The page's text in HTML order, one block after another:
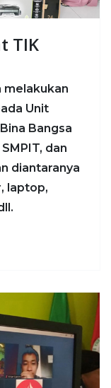
TIK
melakukan
Unit
Bangsa
dan
diantaranya
laptop,